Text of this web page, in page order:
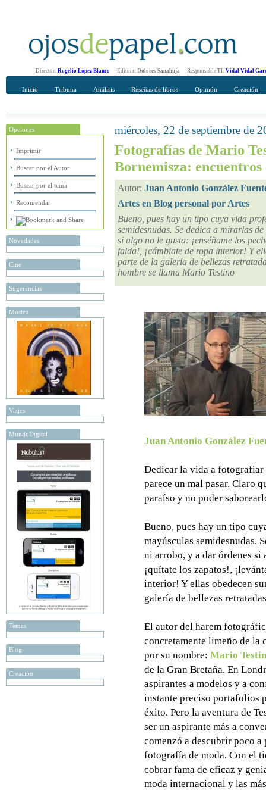
Director: Rogelio López Blanco Editora: Dolores Sanahuja Responsable TI: Vidal Vidal
Inicio Tribuna Análisis Reseñas de libros Opinión Creación
Opciones
Imprimir
Buscar por el Autor
Buscar por el tema
Recomendar
Novedades
Cine
Sugerencias
Música
Viajes
MundoDigital
Temas
Blog
Creación
Recomendar
miércoles, 22 de septiembre de
Fotografías de Mario
Bornemisza:
Autor: Juan Antonio González
Artes en Blog personal por Artes
Bueno, pues hay un tipo cuya vida
semidesnudas. Se dedica a mirarlas
si algo no le gusta: ¡enséñame los
falda!, ¡cámbiate de ropa interior! Y
parte de la galería de bellezas
hombre se llama Mario Testino
Juan Antonio González
Dedicar la vida a fotografiar
parece un mal pasar. Claro
paraíso y no poder
Bueno, pues hay un tipo
mayúsculas semidesnudas.
ni arrobo, y a dar órdenes si
¡quítate los zapatos!,
interior! Y ellas obedecen
galería de bellezas
El autor del harem
concretamente limeño de la
por su nombre: Mario
de la Gran Bretaña. En
aspirantes a modelos y a
instante preciso portafolios
éxito. Pero la aventura de
ser un aspirante más a
comenzó a descubrir poco
fotografía de moda. Con el
cobrar fama de eficaz y
moda internacional y las